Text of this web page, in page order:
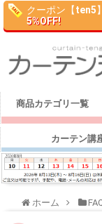
クーポン【ten5
5%OFF!
商品カテゴリ一覧
カーテン講
ホーム